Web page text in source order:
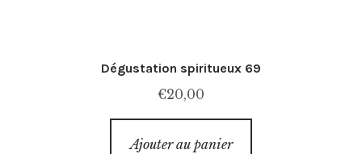
Dégustation spiritueux 69
€20,00
Ajouter au panier